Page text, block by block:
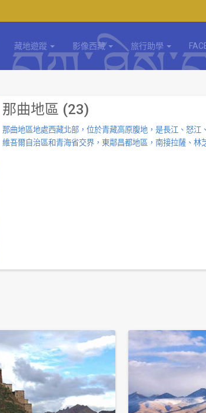
藏地遊蹤 影像西藏 旅行助學
那曲地區 (23)
那曲地區地處西藏北部，位於青藏高原腹地，是長江、怒
維吾爾自治區和青海省交界，東鄰昌都地區，南接拉薩、